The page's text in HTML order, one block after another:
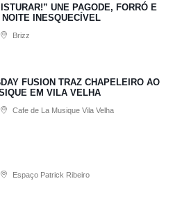
UNE PAGODE, FORRÓ E
INESQUECÍVEL
Brizz
FUSION TRAZ CHAPELEIRO AO
EM VILA VELHA
Cafe de La Musique Vila Velha
Espaço Patrick Ribeiro